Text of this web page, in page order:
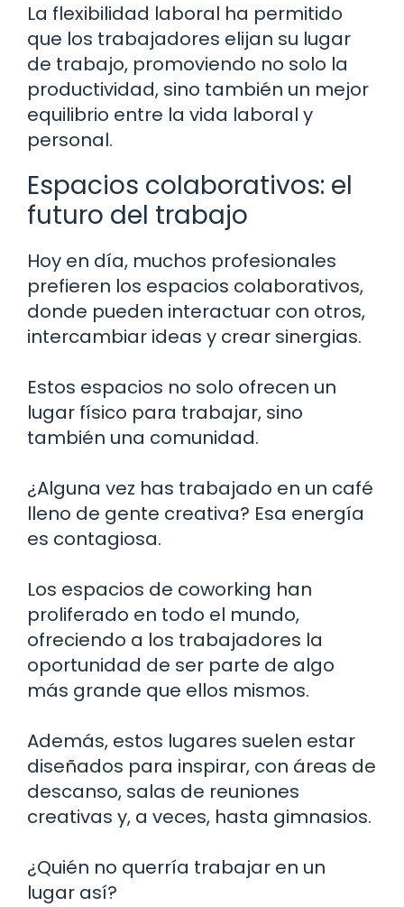
La flexibilidad laboral ha permitido
que los trabajadores elijan su lugar
de trabajo, promoviendo no solo la
productividad, sino también un mejor
equilibrio entre la vida laboral y
personal.
Espacios colaborativos: el
futuro del trabajo
Hoy en día, muchos profesionales
prefieren los espacios colaborativos,
donde pueden interactuar con otros,
intercambiar ideas y crear sinergias.
Estos espacios no solo ofrecen un
lugar físico para trabajar, sino
también una comunidad.
¿Alguna vez has trabajado en un café
lleno de gente creativa? Esa energía
es contagiosa.
Los espacios de coworking han
proliferado en todo el mundo,
ofreciendo a los trabajadores la
oportunidad de ser parte de algo
más grande que ellos mismos.
Además, estos lugares suelen estar
diseñados para inspirar, con áreas de
descanso, salas de reuniones
creativas y, a veces, hasta gimnasios.
¿Quién no querría trabajar en un
lugar así?